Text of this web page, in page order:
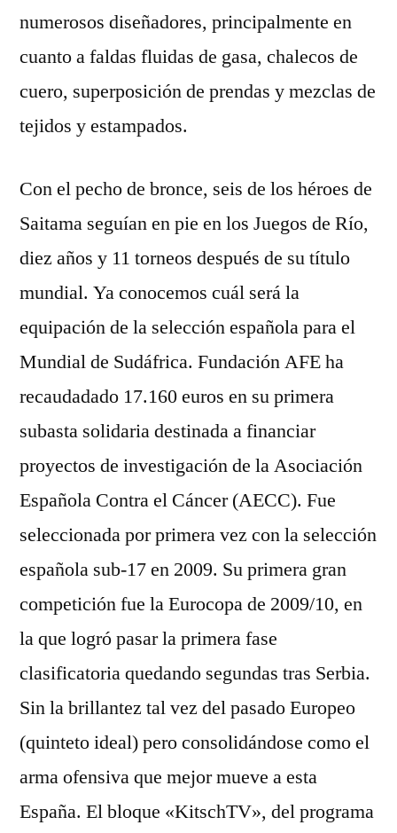
numerosos diseñadores, principalmente en
cuanto a faldas fluidas de gasa, chalecos de
cuero, superposición de prendas y mezclas de
tejidos y estampados.
Con el pecho de bronce, seis de los héroes de
Saitama seguían en pie en los Juegos de Río,
diez años y 11 torneos después de su título
mundial. Ya conocemos cuál será la
equipación de la selección española para el
Mundial de Sudáfrica. Fundación AFE ha
recaudadado 17.160 euros en su primera
subasta solidaria destinada a financiar
proyectos de investigación de la Asociación
Española Contra el Cáncer (AECC). Fue
seleccionada por primera vez con la selección
española sub-17 en 2009. Su primera gran
competición fue la Eurocopa de 2009/10, en
la que logró pasar la primera fase
clasificatoria quedando segundas tras Serbia.
Sin la brillantez tal vez del pasado Europeo
(quinteto ideal) pero consolidándose como el
arma ofensiva que mejor mueve a esta
España. El bloque «KitschTV», del programa